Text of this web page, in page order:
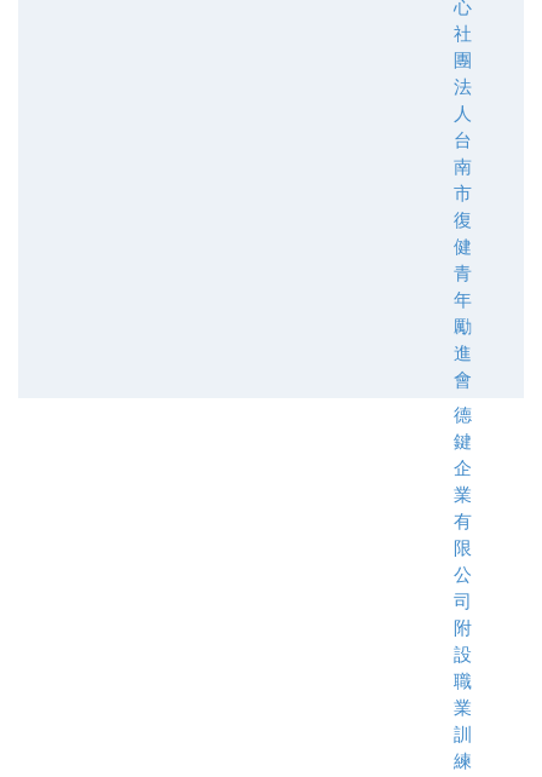
心
社
團
法
人
台
南
市
復
健
青
年
勵
進
會
德
鍵
企
業
有
限
公
司
附
設
職
業
訓
練